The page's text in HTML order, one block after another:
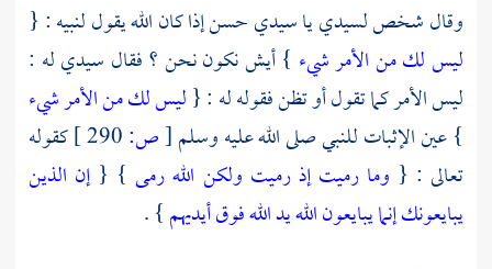
وقال شخص لسيدي يا سيدي حسن إذا كان الله يقول لنبيه : {
ليس لك من الأمر شيء } أيش نكون نحن ؟ فقال سيدي له :
ليس الأمر كما تقول أو تظن فقوله له : {ليس لك من الأمر شيء
} عين الإثبات للنبي صلى الله عليه وسلم[ص:
كقوله
تعالى : { وما رميت إذ رميت ولكن الله رمى } {إن الذين
يبايعونك إنما يبايعون الله يد الله فوق أيديهم} .